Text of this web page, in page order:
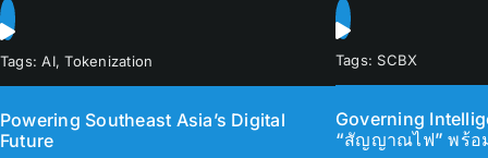
Tags:AI,Tokenization
Powering Southeast Asia’s Digital
Future
Tags: SCBX
Governing
“สัญญาณไฟ” พร้อ